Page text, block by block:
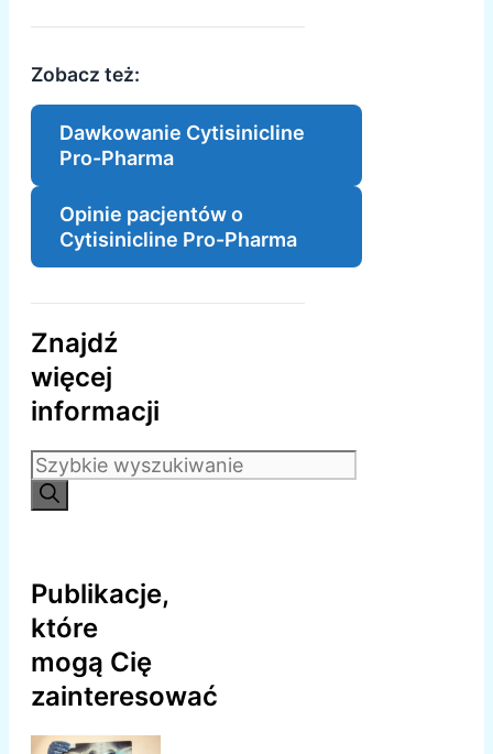
Zobacz też:
Dawkowanie Cytisinicline
Pro-Pharma
Opinie pacjentów o
Cytisinicline Pro-Pharma
Znajdź
więcej
informacji
Szukaj:
Publikacje,
które
mogą Cię
zainteresować